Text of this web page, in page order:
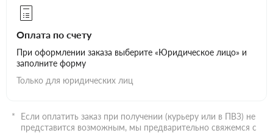
Оплата по счету
При оформлении заказа выберите «Юридическое лицо» и
заполните форму
Только для юридических лиц
Если оплатить заказ при получении (курьеру или в ПВЗ) не
представится возможным, мы предварительно свяжемся с